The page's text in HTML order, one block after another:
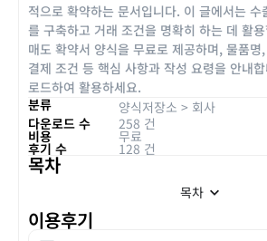
적으로 확약하는 문서입니다. 이 글에서는 수
를 구축하고 거래 조건을 명확히 하는 데 활
매도 확약서 양식을 무료로 제공하며, 물품
결제 조건 등 핵심 사항과 작성 요령을 안내
로드하여 활용하세요.
분류
양식저장소 > 회사
다운로드 수
258 건
비용 무료
후기 수 128 건
목차
목차
이용후기